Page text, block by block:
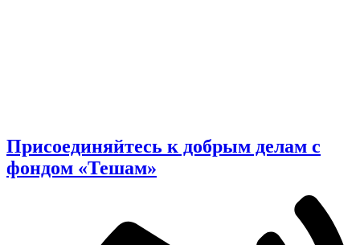
Присоединяйтесь к добрым делам с
фондом «Тешам»